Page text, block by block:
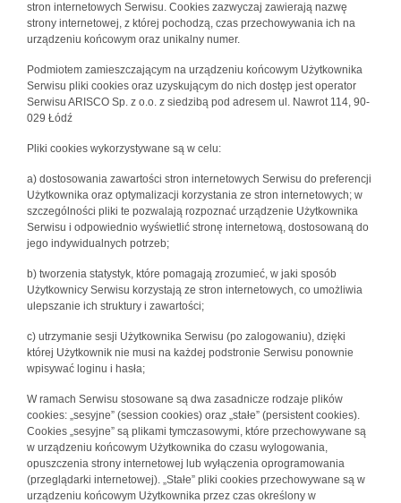
stron internetowych Serwisu. Cookies zazwyczaj zawierają nazwę
strony internetowej, z której pochodzą, czas przechowywania ich na
urządzeniu końcowym oraz unikalny numer.
Podmiotem zamieszczającym na urządzeniu końcowym Użytkownika
Serwisu pliki cookies oraz uzyskującym do nich dostęp jest operator
Serwisu ARISCO Sp. z o.o. z siedzibą pod adresem ul. Nawrot 114, 90-
029 Łódź
Pliki cookies wykorzystywane są w celu:
a) dostosowania zawartości stron internetowych Serwisu do preferencji
Użytkownika oraz optymalizacji korzystania ze stron internetowych; w
szczególności pliki te pozwalają rozpoznać urządzenie Użytkownika
Serwisu i odpowiednio wyświetlić stronę internetową, dostosowaną do
jego indywidualnych potrzeb;
b) tworzenia statystyk, które pomagają zrozumieć, w jaki sposób
Użytkownicy Serwisu korzystają ze stron internetowych, co umożliwia
ulepszanie ich struktury i zawartości;
c) utrzymanie sesji Użytkownika Serwisu (po zalogowaniu), dzięki
której Użytkownik nie musi na każdej podstronie Serwisu ponownie
wpisywać loginu i hasła;
W ramach Serwisu stosowane są dwa zasadnicze rodzaje plików
cookies: „sesyjne” (session cookies) oraz „stałe” (persistent cookies).
Cookies „sesyjne” są plikami tymczasowymi, które przechowywane są
w urządzeniu końcowym Użytkownika do czasu wylogowania,
opuszczenia strony internetowej lub wyłączenia oprogramowania
(przeglądarki internetowej). „Stałe” pliki cookies przechowywane są w
urządzeniu końcowym Użytkownika przez czas określony w